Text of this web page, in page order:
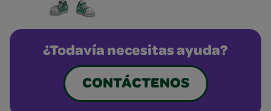
¿Todavía necesitas ayuda?
CONTÁCTENOS